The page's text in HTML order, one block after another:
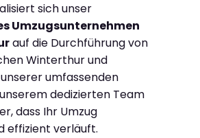
sich unser
Umzugsunternehmen
auf die Durchführung von
Winterthur und
umfassenden
dedizierten Team
dass Ihr Umzug
effizient verläuft.